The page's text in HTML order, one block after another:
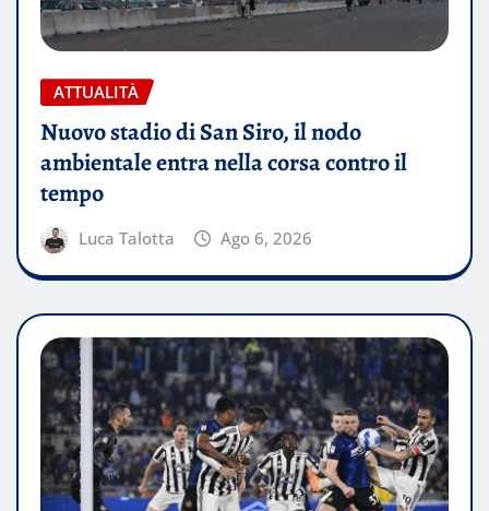
ATTUALITÀ
Nuovo stadio di San Siro, il nodo
ambientale entra nella corsa contro il
tempo
Luca Talotta Ago 6, 2026